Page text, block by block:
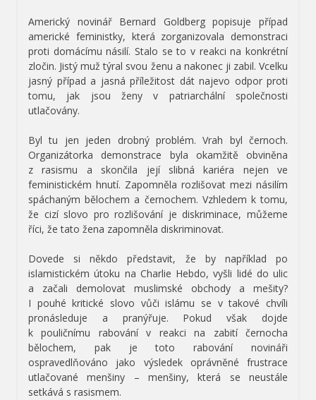
Americký novinář Bernard Goldberg popisuje případ
americké feministky, která zorganizovala demonstraci
proti domácímu násilí. Stalo se to v reakci na konkrétní
zločin. Jistý muž týral svou ženu a nakonec ji zabil. Vcelku
jasný případ a jasná příležitost dát najevo odpor proti
tomu, jak jsou ženy v patriarchální společnosti
utlačovány.
Byl tu jen jeden drobný problém. Vrah byl černoch.
Organizátorka demonstrace byla okamžitě obviněna
z rasismu a skončila její slibná kariéra nejen ve
feministickém hnutí. Zapomněla rozlišovat mezi násilím
spáchaným bělochem a černochem. Vzhledem k tomu,
že cizí slovo pro rozlišování je diskriminace, můžeme
říci, že tato žena zapomněla diskriminovat.
Dovede si někdo představit, že by například po
islamistickém útoku na Charlie Hebdo, vyšli lidé do ulic
a začali demolovat muslimské obchody a mešity?
I pouhé kritické slovo vůči islámu se v takové chvíli
pronásleduje a pranýřuje. Pokud však dojde
k pouličnímu rabování v reakci na zabití černocha
bělochem, pak je toto rabování novináři
ospravedlňováno jako výsledek oprávněné frustrace
utlačované menšiny – menšiny, která se neustále
setkává s rasismem.